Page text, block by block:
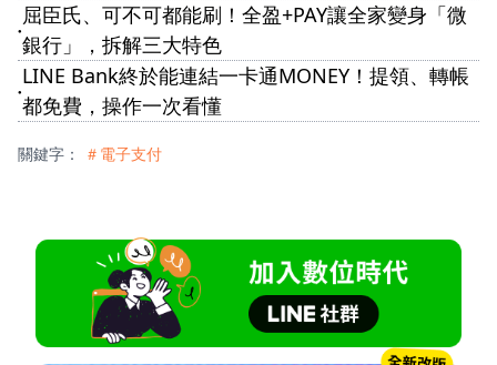
●
屈臣氏、可不可都能刷！全盈+PAY讓全家變身「微
銀行」，拆解三大特色
●
LINE Bank終於能連結一卡通MONEY！提領、轉帳
都免費，操作一次看懂
關鍵字： ＃電子支付